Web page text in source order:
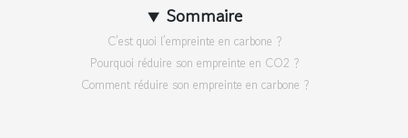
Sommaire
C’est quoi l’empreinte en carbone ?
Pourquoi réduire son empreinte en CO2 ?
Comment réduire son empreinte en carbone ?